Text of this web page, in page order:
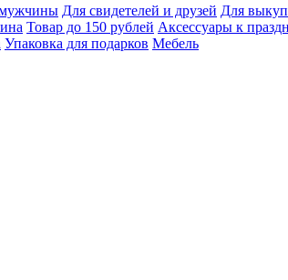
Для свидетелей и друзей Для
Товар до 150 рублей Аксессуары к
Упаковка для подарков Мебель